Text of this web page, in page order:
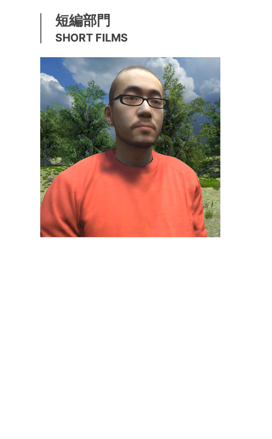
短編部門
SHORT FILMS